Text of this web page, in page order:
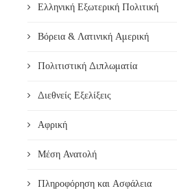
Ελληνική Εξωτερική Πολιτική
Βόρεια & Λατινική Αμερική
Πολιτιστική Διπλωματία
Διεθνείς Εξελίξεις
Αφρική
Μέση Ανατολή
Πληροφόρηση και Ασφάλεια